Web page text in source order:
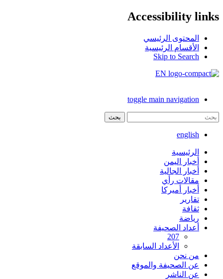
Accessibility links
المحتوى الرئيسي
الأقسام الرئيسية
Skip to Search
EN
toggle main navigation
بحث
english
الرئيسية
أخبار اليمن
أخبار الجالية
مقالات رأي
أخبار أميركا
تقارير
ثقافة
رياضة
أعداد الصحيفة
207
الأعداد السابقة
من نحن
عن الصحيفة والموقع
عن الناشر